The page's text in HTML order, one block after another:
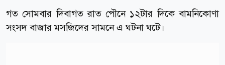
গত সোমবার দিবাগত রাত পৌনে ১২টার দিকে বামনিকোণা
সংসদ বাজার মসজিদের সামনে এ ঘটনা ঘটে।